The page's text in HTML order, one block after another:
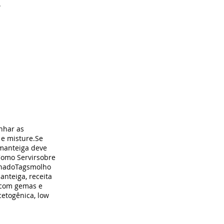
as
misture.Se
deve
Servirsobre
receita
gemas e
low